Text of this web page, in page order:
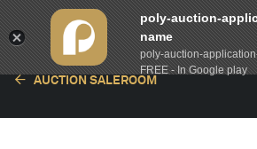
AUCTION SALEROOM
poly-auction-
name
poly-auction-
FREE - In Google play